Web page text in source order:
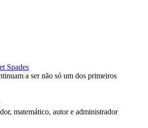
Spades
a ser não só um dos primeiros
matemático, autor e administrador